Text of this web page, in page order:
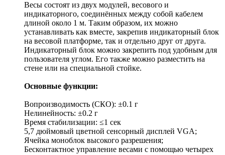
Весы состоят из двух модулей, весового и
индикаторного, соединённых между собой кабелем
длиной около 1 м. Таким образом, их можно
устанавливать как вместе, закрепив индикаторный блок
на весовой платформе, так и отдельно друг от друга.
Индикаторный блок можно закрепить под удобным для
пользователя углом. Его также можно разместить на
стене или на специальной стойке.
Основные функции:
Вопроизводимость (СКО): ±0.1 г
Нелинейность: ±0.2 г
Время стабилизации: ≤1 сек
5,7 дюймовый цветной сенсорный дисплей VGA;
Ячейка моноблок высокого разрешения;
Бесконтактное управление весами с помощью четырех